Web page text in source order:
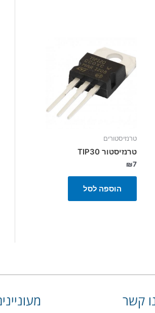
טרנזיסטורים
טרנזיסטור TIP30
₪7
הוספה לסל
קשר